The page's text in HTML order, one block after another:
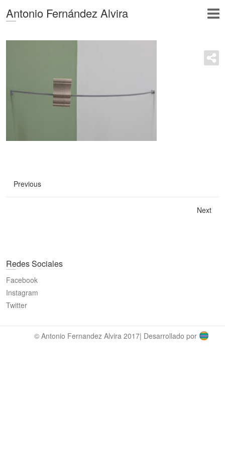
Antonio Fernández Alvira
Previous
Next
Redes Sociales
Facebook
Instagram
Twitter
© Antonio Fernandez Alvira 2017| Desarrollado por